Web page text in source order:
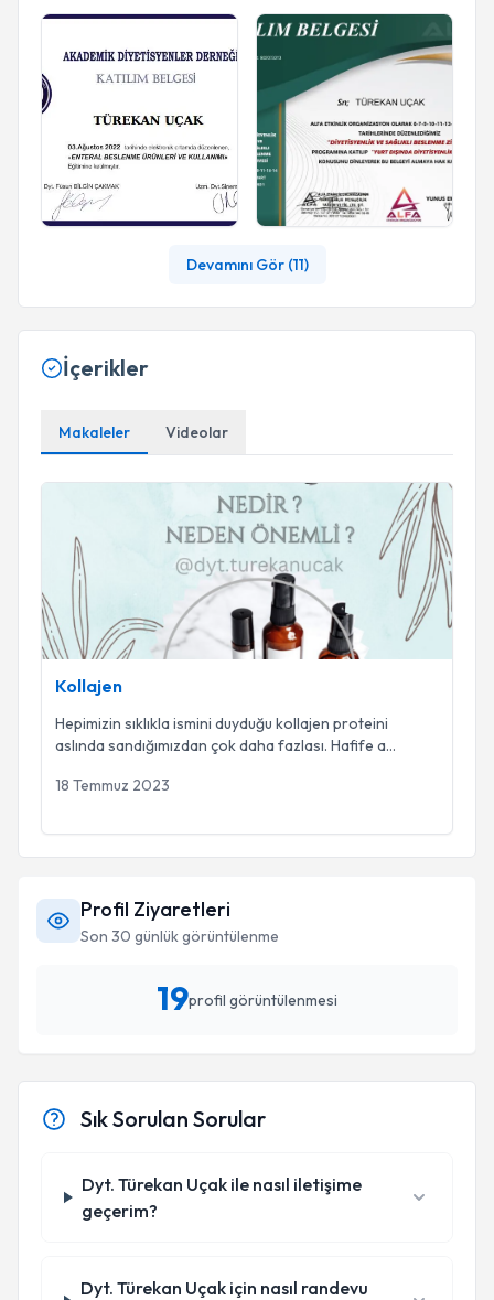
Devamını Gör (11)
İçerikler
Makaleler Videolar
Kollajen
Hepimizin sıklıkla ismini duyduğu kollajen proteini
aslında sandığımızdan çok daha fazlası. Hafife a...
18 Temmuz 2023
Profil Ziyaretleri
Son 30 günlük görüntülenme
19profil görüntülenmesi
Sık Sorulan Sorular
Dyt. Türekan Uçak ile nasıl iletişime
geçerim?
Dyt. Türekan Uçak için nasıl randevu